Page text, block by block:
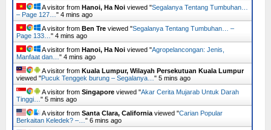
A visitor from Hanoi, Ha Noi viewed "Segalanya Tentang Tumbuhan…
– Page 127… " 4 mins ago
A visitor from Ben Tre viewed "Segalanya Tentang Tumbuhan… –
Page 133… " 4 mins ago
A visitor from Hanoi, Ha Noi viewed "Agropelancongan: Jenis,
Manfaat dan… " 4 mins ago
A visitor from Kuala Lumpur, Wilayah Persekutuan Kuala Lumpur
viewed "Pucuk Tenggek burung – Segalanya… " 5 mins ago
A visitor from Singapore viewed "Akar Cerita Mujarab Untuk Darah
Tinggi… " 5 mins ago
A visitor from Santa Clara, California viewed "Carian Popular
Berkaitan Keledek? –… " 6 mins ago